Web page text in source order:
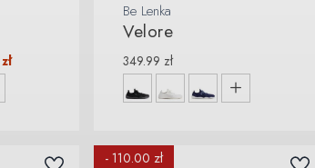
zł
Be Lenka
Velore
349.99 zł
- 110.00 zł